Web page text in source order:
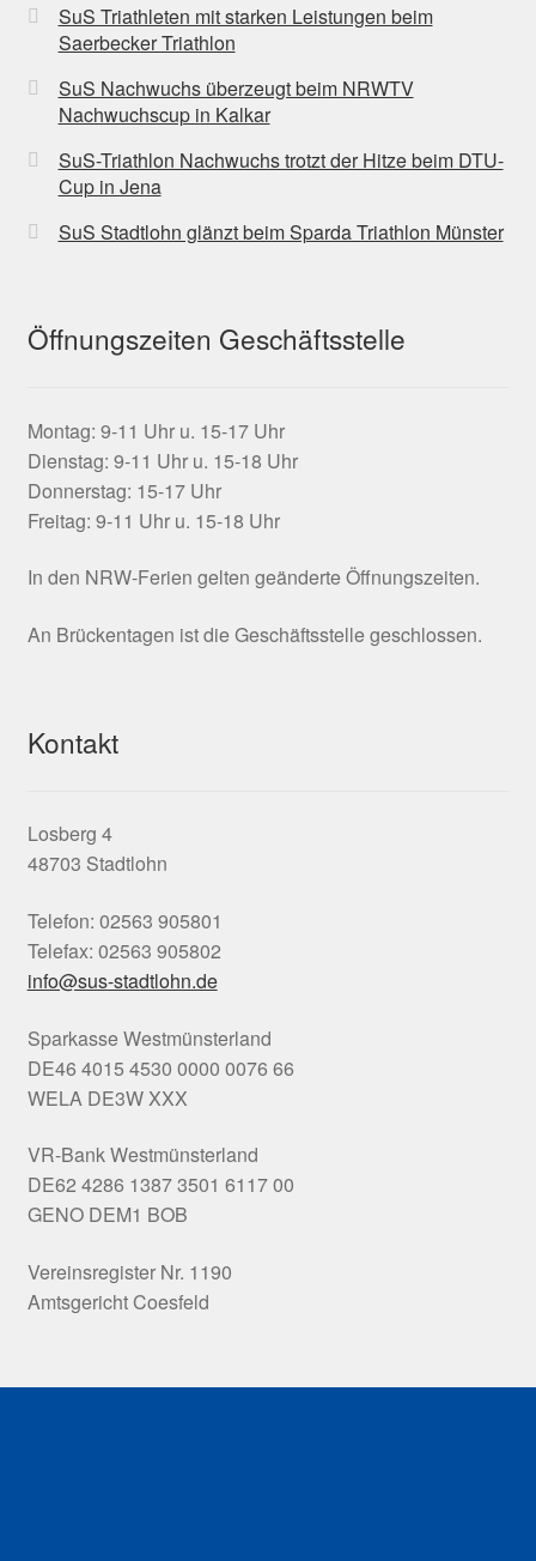
SuS Triathleten mit starken Leistungen beim
Saerbecker Triathlon
SuS Nachwuchs überzeugt beim NRWTV
Nachwuchscup in Kalkar
SuS-Triathlon Nachwuchs trotzt der Hitze beim DTU-
Cup in Jena
SuS Stadtlohn glänzt beim Sparda Triathlon Münster
Öffnungszeiten Geschäftsstelle
Montag: 9-11 Uhr u. 15-17 Uhr
Dienstag: 9-11 Uhr u. 15-18 Uhr
Donnerstag: 15-17 Uhr
Freitag: 9-11 Uhr u. 15-18 Uhr
In den NRW-Ferien gelten geänderte Öffnungszeiten.
An Brückentagen ist die Geschäftsstelle geschlossen.
Kontakt
Losberg 4
48703 Stadtlohn
Telefon: 02563 905801
Telefax: 02563 905802
info@sus-stadtlohn.de
Sparkasse Westmünsterland
DE46 4015 4530 0000 0076 66
WELA DE3W XXX
VR-Bank Westmünsterland
DE62 4286 1387 3501 6117 00
GENO DEM1 BOB
Vereinsregister Nr. 1190
Amtsgericht Coesfeld